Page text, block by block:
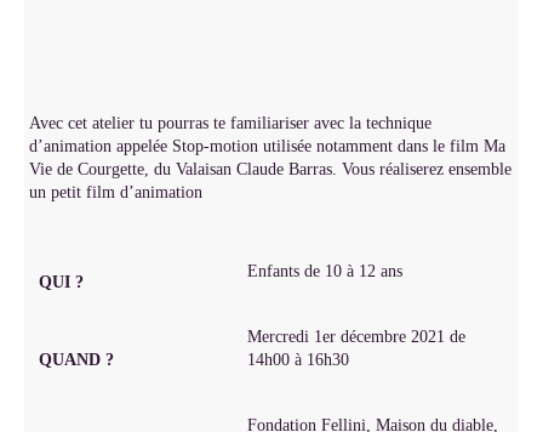
Avec cet atelier tu pourras te familiariser avec la technique
d’animation appelée Stop-motion utilisée notamment dans le film Ma
Vie de Courgette, du Valaisan Claude Barras. Vous réaliserez ensemble
un petit film d’animation
QUI ?
Enfants de 10 à 12 ans
QUAND ?
Mercredi 1er décembre 2021 de
14h00 à 16h30
Fondation Fellini, Maison du diable,